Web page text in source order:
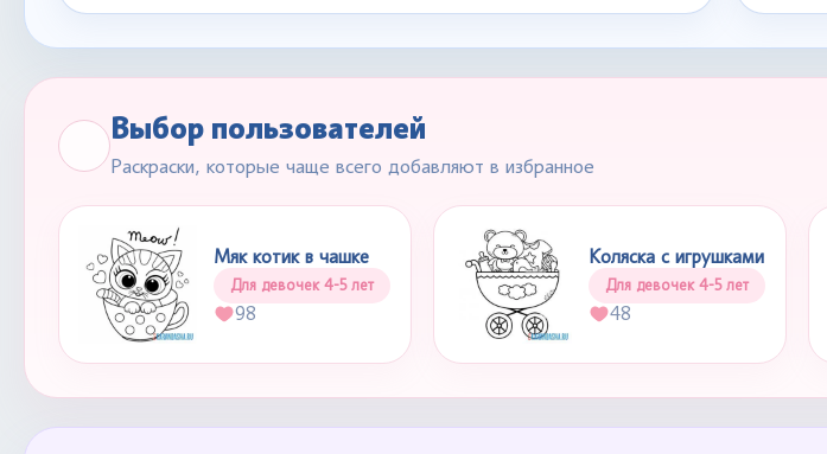
Выбор пользователей
Раскраски, которые чаще всего добавляют в избранное
Мяк котик в чашке
Для девочек 4-5 лет
98
Коляска с игрушками
Для девочек 4-5 лет
48